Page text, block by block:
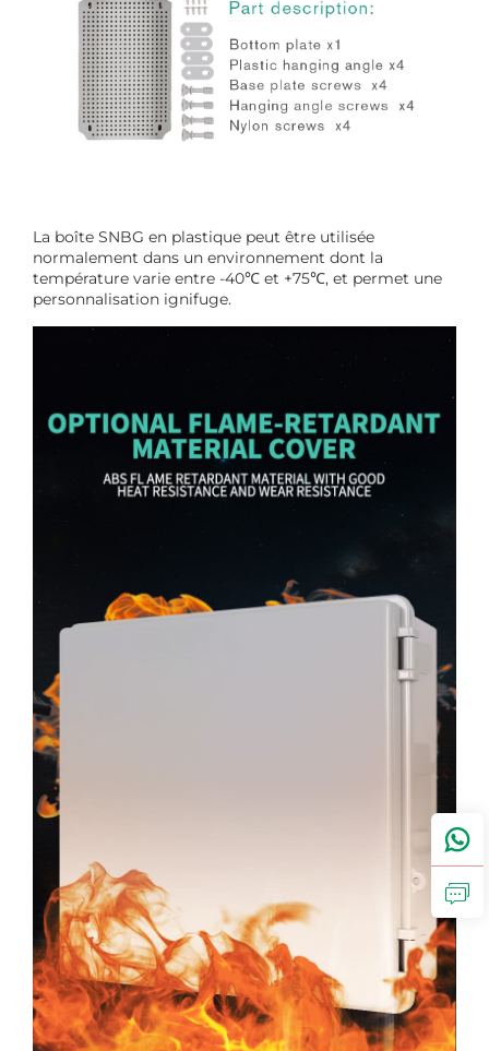
La boîte SNBG en plastique peut être utilisée
normalement dans un environnement dont la
température varie entre -40℃ et +75℃, et permet une
personnalisation ignifuge.